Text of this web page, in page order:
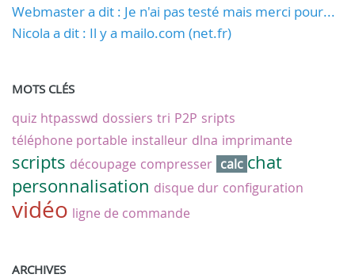
Webmaster a dit : Je n'ai pas testé mais merci pour...
Nicola a dit : Il y a mailo.com (net.fr)
MOTS CLÉS
quiz htpasswd dossiers tri P2P sripts
téléphone portable installeur dlna imprimante
scripts découpage compresser calc chat
personnalisation disque dur configuration
vidéo ligne de commande
ARCHIVES